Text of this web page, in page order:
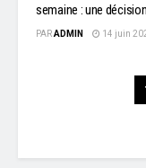
semaine : une
PARADMIN 14 juin